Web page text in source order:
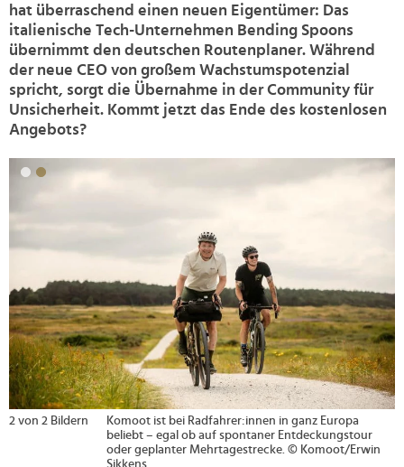
hat überraschend einen neuen Eigentümer: Das
italienische Tech-Unternehmen Bending Spoons
übernimmt den deutschen Routenplaner. Während
der neue CEO von großem Wachstumspotenzial
spricht, sorgt die Übernahme in der Community für
Unsicherheit. Kommt jetzt das Ende des kostenlosen
Angebots?
2 von 2 Bildern
Komoot ist bei Radfahrer:innen in ganz Europa
beliebt – egal ob auf spontaner Entdeckungstour
oder geplanter Mehrtagestrecke. © Komoot/Erwin
Sikkens